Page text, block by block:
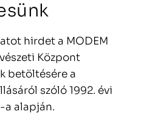
hirdet a MODEM
Központ
betöltésére a
szóló 1992. évi
a alapján.